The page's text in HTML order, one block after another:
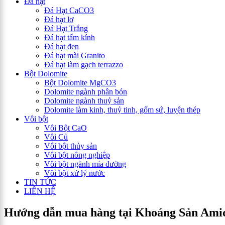
Đá Hạt CaCO3
Đá hạt lơ
Đá Hạt Trắng
Đá hạt tấm kính
Đá hạt đen
Đá hạt mài Granito
Đá hạt làm gạch terrazzo
Bột Dolomite
Bột Dolomite MgCO3
Dolomite ngành phân bón
Dolomite ngành thuỷ sản
Dolomite làm kinh, thuỷ tinh, gốm sứ, luyện thép
Vôi bột
Vôi Bột CaO
Vôi Củ
Vôi bột thủy sản
Vôi bột nông nghiệp
Vôi bột ngành mía đường
Vôi bột xử lý nước
TIN TỨC
LIÊN HỆ
Hướng dẫn mua hàng tại Khoáng Sản